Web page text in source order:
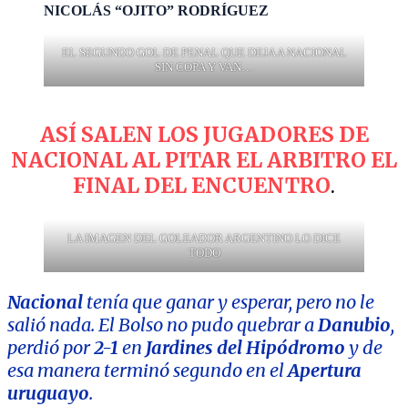
NICOLÁS “OJITO” RODRÍGUEZ
EL SEGUNDO GOL DE PENAL QUE DEJA A NACIONAL
SIN COPA Y VAN…
ASÍ SALEN LOS JUGADORES DE
NACIONAL AL PITAR EL ARBITRO EL
FINAL DEL ENCUENTRO.
LA IMAGEN DEL GOLEADOR ARGENTINO LO DICE
TODO
Nacional tenía que ganar y esperar, pero no le
salió nada. El Bolso no pudo quebrar aDanubio,
perdió por2-1 en Jardines del Hipódromo y de
esa manera terminó segundo en elApertura
uruguayo.